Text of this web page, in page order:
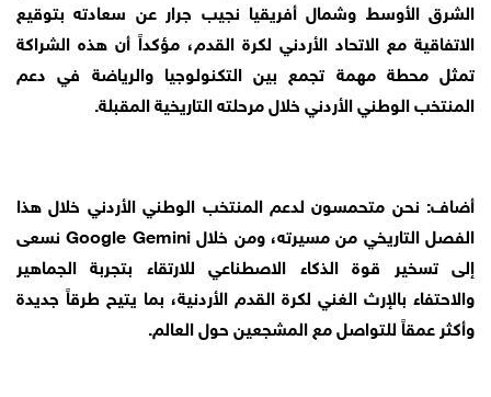
الشرق الأوسط وشمال أفريقيا نجيب جرار عن سعادته بتوقيع
الاتفاقية مع الاتحاد الأردني لكرة القدم، مؤكداً أن هذه الشراكة
تمثل محطة مهمة تجمع بين التكنولوجيا والرياضة في دعم
المنتخب الوطني الأردني خلال مرحلته التاريخية المقبلة.
أضاف: نحن متحمسون لدعم المنتخب الوطني الأردني خلال هذا
الفصل التاريخي من مسيرته، ومن خلال Google Gemini نسعى
إلى تسخير قوة الذكاء الاصطناعي للارتقاء بتجربة الجماهير
والاحتفاء بالإرث الغني لكرة القدم الأردنية، بما يتيح طرقاً جديدة
وأكثر عمقاً للتواصل مع المشجعين حول العالم.